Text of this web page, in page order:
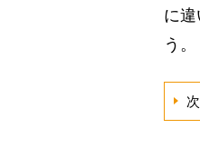
に
う。